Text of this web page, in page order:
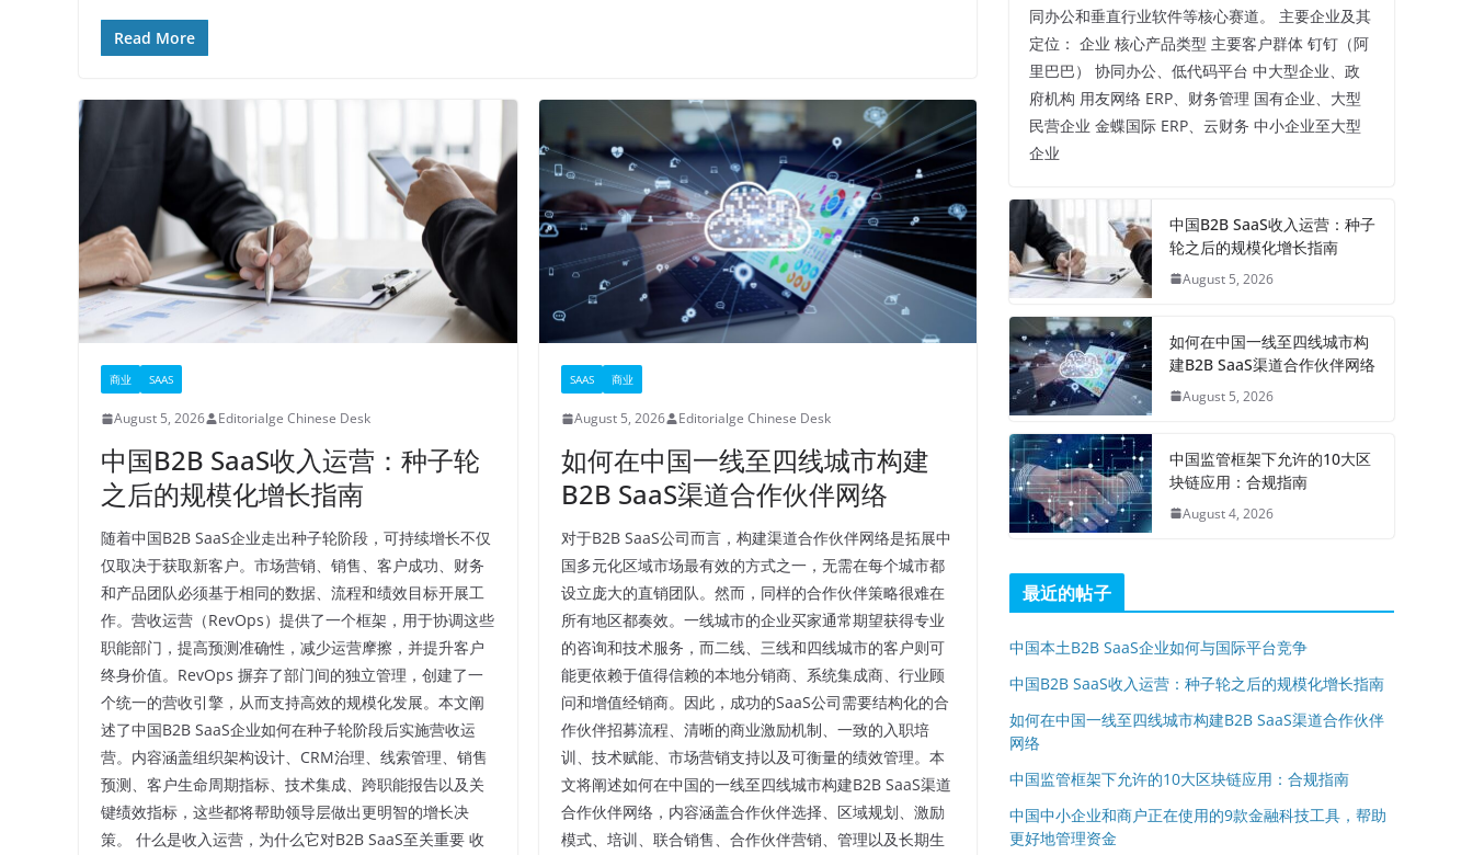
Read More
商业 SAAS
August 5, 2026 Editorialge Chinese Desk
中国B2B SaaS收入运营：种子轮
之后的规模化增长指南
随着中国B2B SaaS企业走出种子轮阶段，可持续增长不仅
仅取决于获取新客户。市场营销、销售、客户成功、财务
和产品团队必须基于相同的数据、流程和绩效目标开展工
作。营收运营（RevOps）提供了一个框架，用于协调这些
职能部门，提高预测准确性，减少运营摩擦，并提升客户
终身价值。RevOps 摒弃了部门间的独立管理，创建了一
个统一的营收引擎，从而支持高效的规模化发展。本文阐
述了中国B2B SaaS企业如何在种子轮阶段后实施营收运
营。内容涵盖组织架构设计、CRM治理、线索管理、销售
预测、客户生命周期指标、技术集成、跨职能报告以及关
键绩效指标，这些都将帮助领导层做出更明智的增长决
策。 什么是收入运营，为什么它对B2B SaaS至关重要 收
SAAS 商业
August 5, 2026 Editorialge Chinese Desk
如何在中国一线至四线城市构建
B2B SaaS渠道合作伙伴网络
对于B2B SaaS公司而言，构建渠道合作伙伴网络是拓展中
国多元化区域市场最有效的方式之一，无需在每个城市都
设立庞大的直销团队。然而，同样的合作伙伴策略很难在
所有地区都奏效。一线城市的企业买家通常期望获得专业
的咨询和技术服务，而二线、三线和四线城市的客户则可
能更依赖于值得信赖的本地分销商、系统集成商、行业顾
问和增值经销商。因此，成功的SaaS公司需要结构化的合
作伙伴招募流程、清晰的商业激励机制、一致的入职培
训、技术赋能、市场营销支持以及可衡量的绩效管理。本
文将阐述如何在中国的一线至四线城市构建B2B SaaS渠道
合作伙伴网络，内容涵盖合作伙伴选择、区域规划、激励
模式、培训、联合销售、合作伙伴营销、管理以及长期生
同办公和垂直行业软件等核心赛道。 主要企业及其
定位： 企业 核心产品类型 主要客户群体 钉钉（阿
里巴巴） 协同办公、低代码平台 中大型企业、政
府机构 用友网络 ERP、财务管理 国有企业、大型
民营企业 金蝶国际 ERP、云财务 中小企业至大型
企业
中国B2B SaaS收入运营：种子
轮之后的规模化增长指南
August 5, 2026
如何在中国一线至四线城市构
建B2B SaaS渠道合作伙伴网络
August 5, 2026
中国监管框架下允许的10大区
块链应用：合规指南
August 4, 2026
最近的帖子
中国本土B2B SaaS企业如何与国际平台竞争
中国B2B SaaS收入运营：种子轮之后的规模化增长指南
如何在中国一线至四线城市构建B2B SaaS渠道合作伙伴
网络
中国监管框架下允许的10大区块链应用：合规指南
中国中小企业和商户正在使用的9款金融科技工具，帮助
更好地管理资金